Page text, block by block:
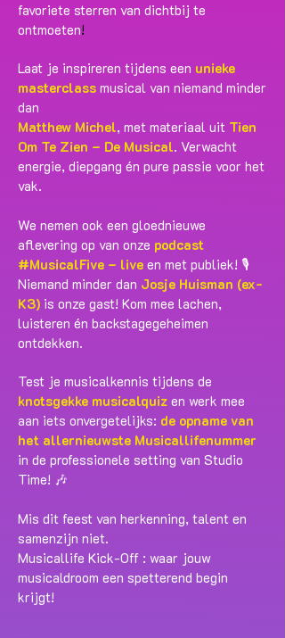
favoriete sterren van dichtbij te
ontmoeten!
Laat je inspireren tijdens een unieke
masterclass musical van niemand minder
dan
Matthew Michel, met materiaal uit Tien
Om Te Zien – De Musical. Verwacht
energie, diepgang én pure passie voor het
vak.
We nemen ook een gloednieuwe
aflevering op van onze podcast
#MusicalFive – live en met publiek! 🎙️
Niemand minder dan Josje Huisman (ex-
K3) is onze gast! Kom mee lachen,
luisteren én backstagegeheimen
ontdekken.
Test je musicalkennis tijdens de
knotsgekke musicalquiz en werk mee
aan iets onvergetelijks: de opname van
het allernieuwste Musicallifenummer
in de professionele setting van Studio
Time! 🎶
Mis dit feest van herkenning, talent en
samenzijn niet.
Musicallife Kick-Off : waar jouw
musicaldroom een spetterend begin
krijgt!